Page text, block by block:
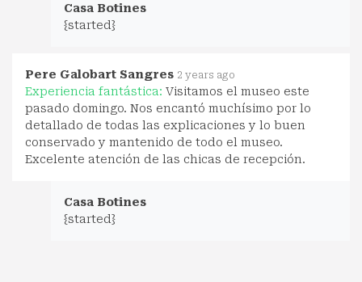
Casa Botines
{started}
Pere Galobart Sangres 2 years ago
Experiencia fantástica: Visitamos el museo este
pasado domingo. Nos encantó muchísimo por lo
detallado de todas las explicaciones y lo buen
conservado y mantenido de todo el museo.
Excelente atención de las chicas de recepción.
Casa Botines
{started}